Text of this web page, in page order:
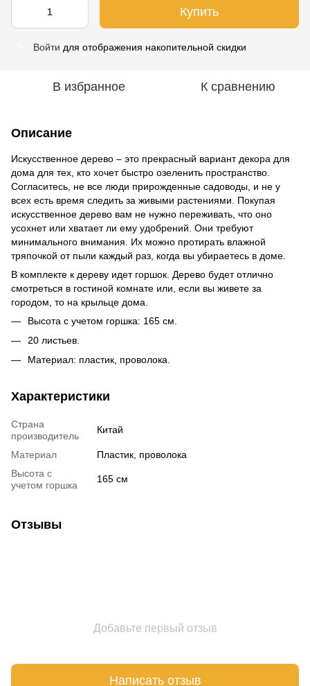
Купить
Войти для отображения накопительной скидки
В избранное К сравнению
Описание
Искусственное дерево – это прекрасный вариант декора для
дома для тех, кто хочет быстро озеленить пространство.
Согласитесь, не все люди прирожденные садоводы, и не у
всех есть время следить за живыми растениями. Покупая
искусственное дерево вам не нужно переживать, что оно
усохнет или хватает ли ему удобрений. Они требуют
минимального внимания. Их можно протирать влажной
тряпочкой от пыли каждый раз, когда вы убираетесь в доме.
В комплекте к дереву идет горшок. Дерево будет отлично
смотреться в гостиной комнате или, если вы живете за
городом, то на крыльце дома.
Высота с учетом горшка: 165 см.
20 листьев.
Материал: пластик, проволока.
Характеристики
Страна
производитель
Китай
Материал
Пластик, проволока
Высота с
учетом горшка
165 см
Отзывы
Добавьте первый отзыв
Написать отзыв